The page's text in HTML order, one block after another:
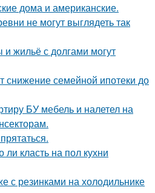
дома и американские.
не могут выглядеть так
жильё с долгами могут
снижение семейной ипотеки до
БУ мебель и налетел на
класть на пол кухни
с резинками на холодильнике